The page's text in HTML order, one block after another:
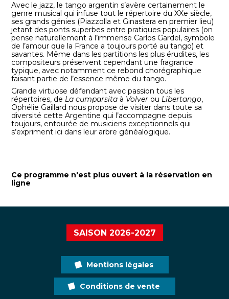
Avec le jazz, le tango argentin s’avère certainement le
genre musical qui infuse tout le répertoire du XXe siècle,
ses grands génies (Piazzolla et Ginastera en premier lieu)
jetant des ponts superbes entre pratiques populaires (on
pense naturellement à l’immense Carlos Gardel, symbole
de l’amour que la France a toujours porté au tango) et
savantes. Même dans les partitions les plus érudites, les
compositeurs préservent cependant une fragrance
typique, avec notamment ce rebond chorégraphique
faisant partie de l’essence même du tango.
Grande virtuose défendant avec passion tous les
répertoires, de La cumparsita à Volver ou Libertango,
Ophélie Gaillard nous propose de visiter dans toute sa
diversité cette Argentine qui l’accompagne depuis
toujours, entourée de musiciens exceptionnels qui
s’expriment ici dans leur arbre généalogique.
Ce programme n'est plus ouvert à la réservation en
ligne
SAISON 2026-2027
Mentions légales
Conditions de vente